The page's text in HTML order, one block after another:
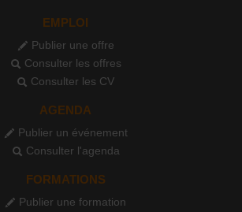
EMPLOI
Publier une offre
Consulter les offres
Consulter les CV
AGENDA
Publier un événement
Consulter l'agenda
FORMATIONS
Publier une formation